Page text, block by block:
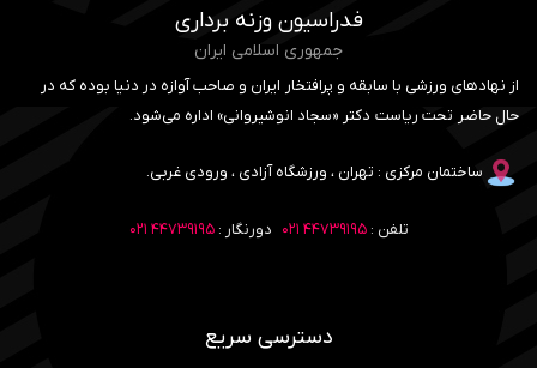
فدراسیون وزنه برداری
جمهوری اسلامی ایران
از نهادهای ورزشی با سابقه و پرافتخار ایران و صاحب آوازه در دنیا بوده که در
حال حاضر تحت ریاست دکتر «سجاد انوشیروانی» اداره می‌شود.
ساختمان مرکزی : تهران ، ورزشگاه آزادی ، ورودی غربی.
تلفن :۴۴۷۳۹۱۹۵ ۰۲۱ دورنگار :۴۴۷۳۹۱۹۵ ۰۲۱
دسترسی سریع